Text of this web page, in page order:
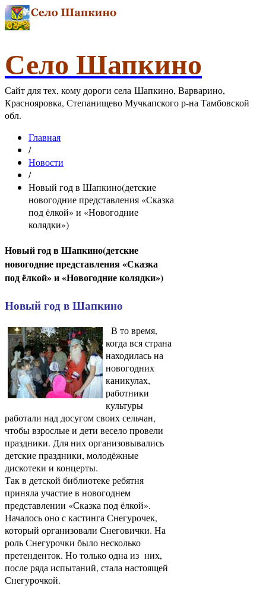
Село Шапкино
Сайт для тех, кому дороги села Шапкино, Варварино,
Краснояровка, Степанищево Мучкапского р-на Тамбовской
обл.
Главная
/
Новости
/
Новый год в Шапкино(детские
новогодние представления «Сказка
под ёлкой» и «Новогодние
колядки»)
Новый год в Шапкино(детские
новогодние представления «Сказка
под ёлкой» и «Новогодние колядки»)
Новый год в Шапкино
В то время,
когда вся страна
находилась на
новогодних
каникулах,
работники
культуры
работали над досугом своих сельчан,
чтобы взрослые и дети весело провели
праздники. Для них организовывались
детские праздники, молодёжные
дискотеки и концерты.
Так в детской библиотеке ребятня
приняла участие в новогоднем
представлении «Сказка под ёлкой».
Началось оно с кастинга Снегурочек,
который организовали Снеговички. На
роль Снегурочки было несколько
претенденток. Но только одна из них,
после ряда испытаний, стала настоящей
Снегурочкой.